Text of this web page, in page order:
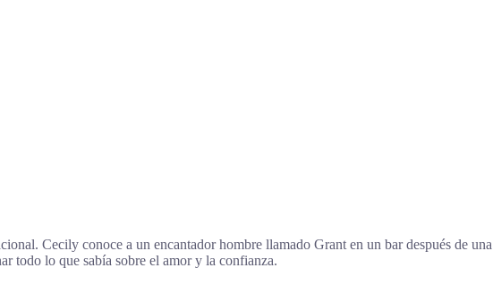
Cecily conoce a un encantador hombre llamado Grant en un bar después de una
todo lo que sabía sobre el amor y la confianza.